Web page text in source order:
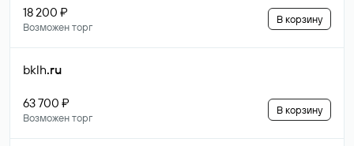
18 200 ₽
Возможен торг
В корзину
bklh.ru
63 700 ₽
Возможен торг
В корзину